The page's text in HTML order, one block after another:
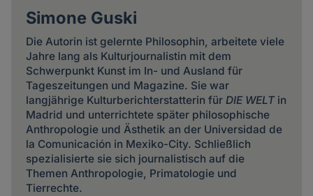
Simone Guski
Die Autorin ist gelernte Philosophin, arbeitete viele
Jahre lang als Kulturjournalistin mit dem
Schwerpunkt Kunst im In- und Ausland für
Tageszeitungen und Magazine. Sie war
langjährige Kulturberichterstatterin für DIE WELTin
Madrid und unterrichtete später philosophische
Anthropologie und Ästhetik an der Universidad de
la Comunicación in Mexiko-City. Schließlich
spezialisierte sie sich journalistisch auf die
Themen Anthropologie, Primatologie und
Tierrechte.